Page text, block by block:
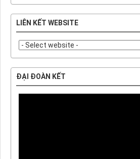
LIÊN KẾT WEBSITE
ĐẠI ĐOÀN KẾT